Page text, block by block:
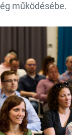
működésébe.